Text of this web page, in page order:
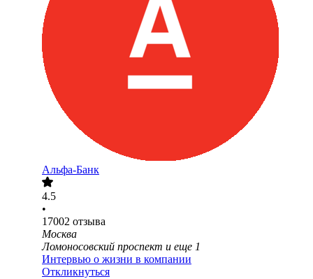
Альфа-Банк
4.5
•
17002 отзыва
Москва
Ломоносовский проспект и еще 1
Интервью о жизни в компании
Откликнуться